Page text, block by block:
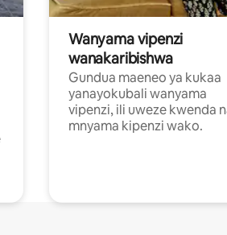
Wanyama vipenzi
wanakaribishwa
Gundua maeneo ya kukaa
yanayokubali wanyama
vipenzi, ili uweze kwenda
mnyama kipenzi wako.